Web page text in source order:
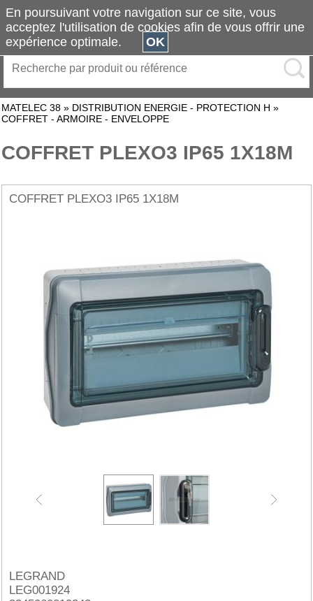
MATELEC 38 » DISTRIBUTION ENERGIE - PROTECTION H »
COFFRET - ARMOIRE - ENVELOPPE
COFFRET PLEXO3 IP65 1X18M
COFFRET PLEXO3 IP65 1X18M
LEGRAND
LEG001924
En poursuivant votre navigation sur ce site, vous
acceptez l'utilisation de cookies afin de vous offrir une
expérience optimale.
OK